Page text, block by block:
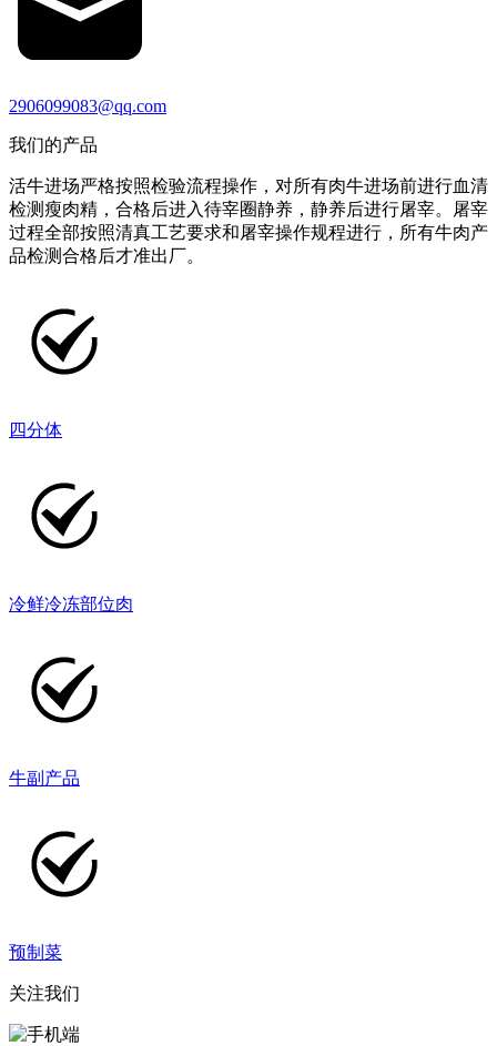
2906099083@qq.com
我们的产品
活牛进场严格按照检验流程操作，对所有肉牛进场前进行血清
检测瘦肉精，合格后进入待宰圈静养，静养后进行屠宰。屠宰
过程全部按照清真工艺要求和屠宰操作规程进行，所有牛肉产
品检测合格后才准出厂。
四分体
冷鲜冷冻部位肉
牛副产品
预制菜
关注我们